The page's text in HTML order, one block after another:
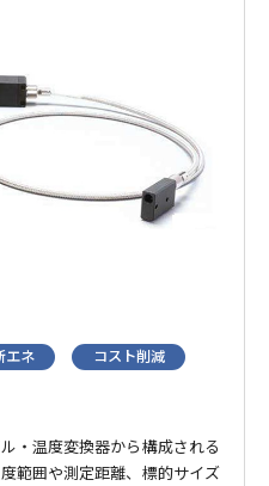
エネ コスト削減
・温度変換器から構成される
範囲や測定距離、標的サイズ